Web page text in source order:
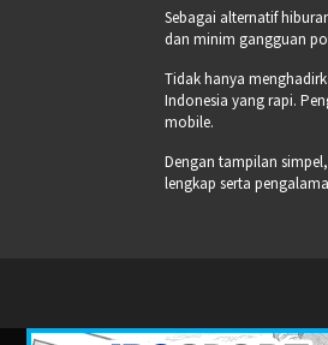
Sebagai alternatif
dan minim gangguan
Tidak hanya
Indonesia yang rapi.
mobile.
Dengan tampilan
lengkap serta